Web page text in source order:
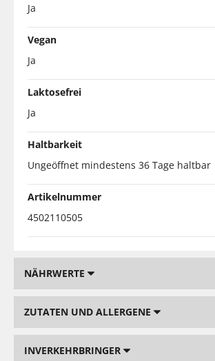
Ja
Vegan
Ja
Laktosefrei
Ja
Haltbarkeit
Ungeöffnet mindestens 36 Tage haltbar
Artikelnummer
4502110505
NÄHRWERTE
ZUTATEN UND ALLERGENE
INVERKEHRBRINGER